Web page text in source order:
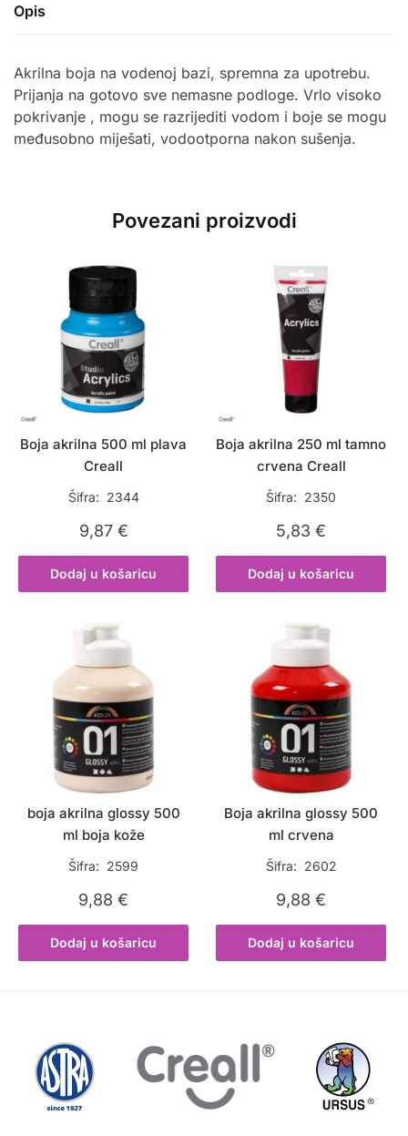
Opis
Akrilna boja na vodenoj bazi, spremna za upotrebu.
Prijanja na gotovo sve nemasne podloge. Vrlo visoko
pokrivanje , mogu se razrijediti vodom i boje se mogu
međusobno miješati, vodootporna nakon sušenja.
Povezani proizvodi
Boja akrilna 500 ml plava
Creall
Šifra: 2344
9,87 €
Dodaj u košaricu
Boja akrilna 250 ml tamno
crvena Creall
Šifra: 2350
5,83€
Dodaj u košaricu
boja akrilna glossy 500
ml boja kože
Šifra: 2599
9,88€
Dodaj u košaricu
Boja akrilna glossy 500
ml crvena
Šifra: 2602
9,88€
Dodaj u košaricu